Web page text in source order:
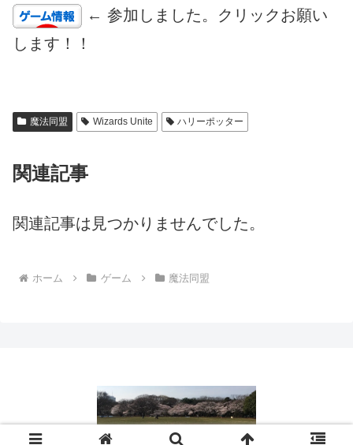
← 参加しました。クリックお願い
します！！
魔法同盟 Wizards Unite ハリーポッター
関連記事
関連記事は見つかりませんでした。
ホーム ゲーム 魔法同盟
© 2016 日常の疑問や困りごとを解決｜役立つ情報ブログ.